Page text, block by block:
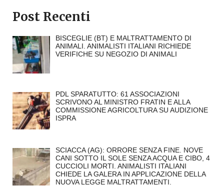
Post Recenti
BISCEGLIE (BT) E MALTRATTAMENTO DI
ANIMALI. ANIMALISTI ITALIANI RICHIEDE
VERIFICHE SU NEGOZIO DI ANIMALI
PDL SPARATUTTO: 61 ASSOCIAZIONI
SCRIVONO AL MINISTRO FRATIN E ALLA
COMMISSIONE AGRICOLTURA SU AUDIZIONE
ISPRA
SCIACCA (AG): ORRORE SENZA FINE. NOVE
CANI SOTTO IL SOLE SENZA ACQUA E CIBO, 4
CUCCIOLI MORTI. ANIMALISTI ITALIANI
CHIEDE LA GALERA IN APPLICAZIONE DELLA
NUOVA LEGGE MALTRATTAMENTI.